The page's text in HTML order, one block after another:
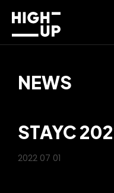
NEWS
STAYC
2022 07 01